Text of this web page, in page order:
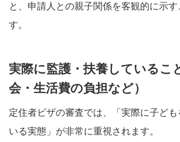
と、申請人との親子関係を客観的に示す
す。
実際に監護・扶養しているこ
会・生活費の負担など）
定住者ビザの審査では、「実際に子ど
いる実態」が非常に重視されます。